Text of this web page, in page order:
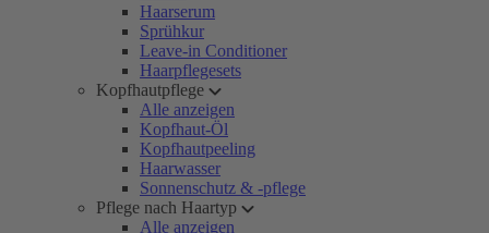
Haarserum
Sprühkur
Leave-in Conditioner
Haarpflegesets
Kopfhautpflege
Alle anzeigen
Kopfhaut-Öl
Kopfhautpeeling
Haarwasser
Sonnenschutz & -pflege
Pflege nach Haartyp
Alle anzeigen